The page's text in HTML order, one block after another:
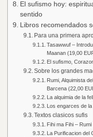
El sufismo hoy:
sentido
Libros recomendados
Para una primera
Tasawwuf –
Maanan (19,00
El sufismo,
Sobre los grandes
Rumi, Alquimista
Barcena (22,00
La alquimia de la
Los engarces de
Textos clasicos sufis
Fihi ma Fihi –
La Purificacion del